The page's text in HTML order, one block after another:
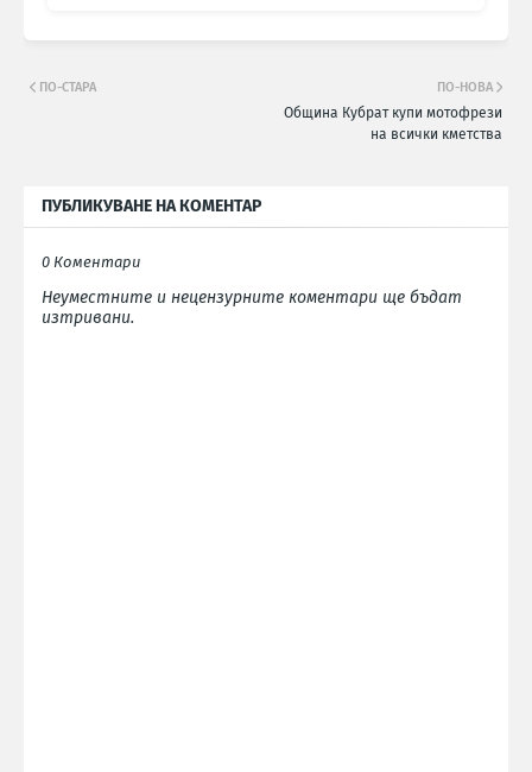
ПО-НОВА
Община Кубрат купи мотофрези
на всички кметства
ПО-СТАРА
ПУБЛИКУВАНЕ НА КОМЕНТАР
0 Коментари
Неуместните и нецензурните коментари ще бъдат
изтривани.